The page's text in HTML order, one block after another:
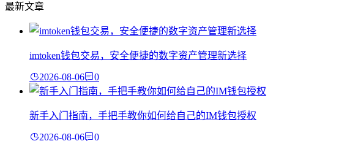
最新文章
imtoken钱包交易，安全便捷的数字资产管理新选择
2026-08-06 0
新手入门指南，手把手教你如何给自己的IM钱包授权
2026-08-06 0